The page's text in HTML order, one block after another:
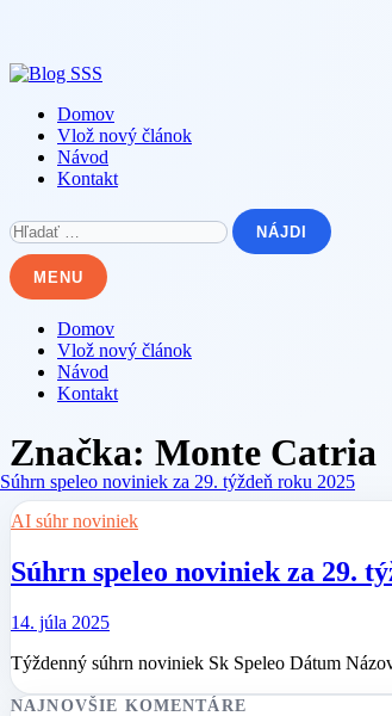
content
Domov
Vlož nový článok
Návod
Kontakt
Hľadať:
MENU
Domov
Vlož nový článok
Návod
Kontakt
Značka: Monte Catria
AI súhr noviniek
Súhrn speleo noviniek za 29.
14. júla 2025
Týždenný súhrn noviniek Sk Speleo Dátum
NAJNOVŠIE KOMENTÁRE